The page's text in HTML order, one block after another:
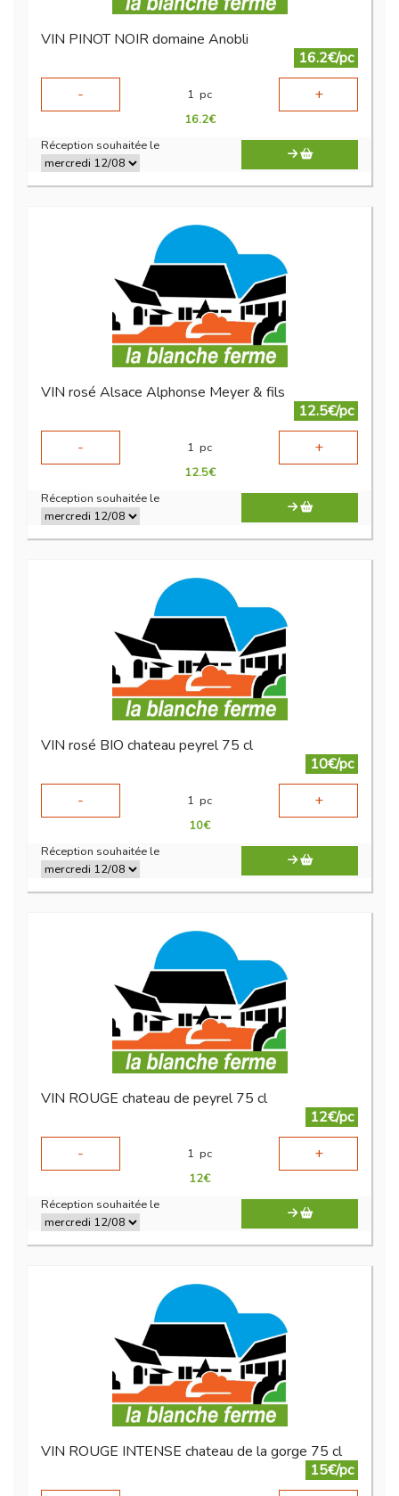
VIN PINOT NOIR domaine Anobli
16.2€/pc
-
1 pc +
16.2€
Réception souhaitée le
VIN rosé Alsace Alphonse Meyer & fils
12.5€/pc
-
1 pc +
12.5€
Réception souhaitée le
VIN rosé BIO chateau peyrel 75 cl
10€/pc
-
1 pc +
10€
Réception souhaitée le
VIN ROUGE chateau de peyrel 75 cl
12€/pc
-
1 pc +
12€
Réception souhaitée le
VIN ROUGE INTENSE chateau de la gorge 75 cl
15€/pc